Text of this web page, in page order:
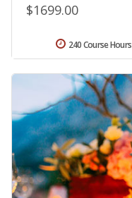
$1699.00
240 Course Hours